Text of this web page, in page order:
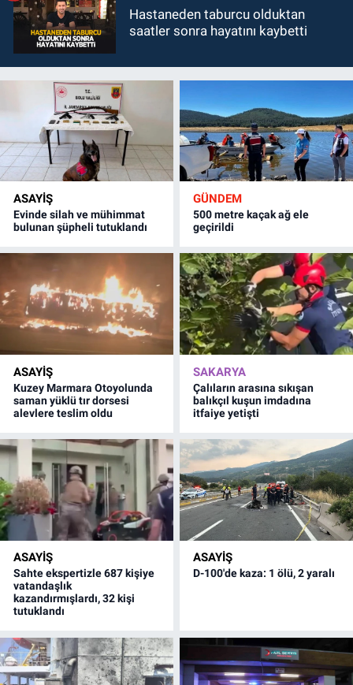
Hastaneden taburcu olduktan
saatler sonra hayatını kaybetti
ASAYİŞ
Evinde silah ve mühimmat
bulunan şüpheli tutuklandı
GÜNDEM
500 metre kaçak ağ ele
geçirildi
ASAYİŞ
Kuzey Marmara Otoyolunda
saman yüklü tır dorsesi
alevlere teslim oldu
SAKARYA
Çalıların arasına sıkışan
balıkçıl kuşun imdadına
itfaiye yetişti
ASAYİŞ
Sahte ekspertizle 687 kişiye
vatandaşlık
kazandırmışlardı, 32 kişi
tutuklandı
ASAYİŞ
D-100'de kaza: 1 ölü, 2 yaralı